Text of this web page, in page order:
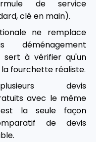
de service
clé en main).
ne remplace
sert à vérifier qu'un
fourchette réaliste.
devis
avec le même
la seule façon
de devis